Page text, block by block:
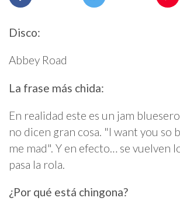
Disco:
Abbey Road
La frase más chida:
En realidad este es un jam
no dicen gran cosa. "I want you so
me mad". Y en efecto… se vuelven
pasa la rola.
¿Por qué está chingona?